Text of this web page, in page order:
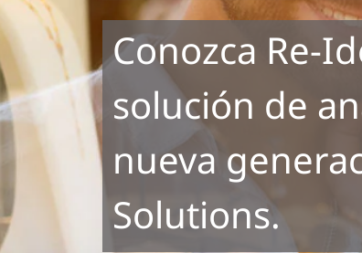
Conozca Re-
solución de
nueva
Solutions.